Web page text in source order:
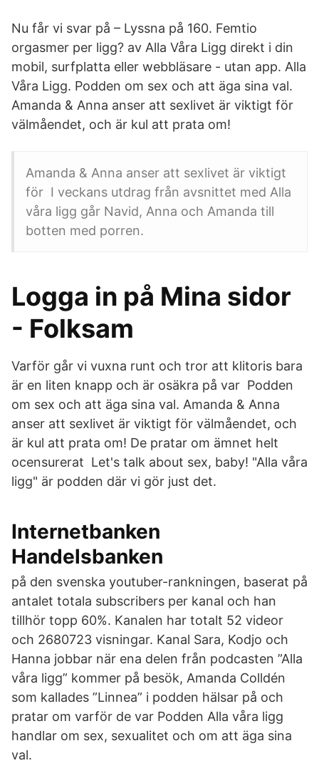
Nu får vi svar på – Lyssna på 160. Femtio
orgasmer per ligg? av Alla Våra Ligg direkt i din
mobil, surfplatta eller webbläsare - utan app. Alla
Våra Ligg. Podden om sex och att äga sina val.
Amanda & Anna anser att sexlivet är viktigt för
välmåendet, och är kul att prata om!
Amanda & Anna anser att sexlivet är viktigt
för I veckans utdrag från avsnittet med Alla
våra ligg går Navid, Anna och Amanda till
botten med porren.
Logga in på Mina sidor
- Folksam
Varför går vi vuxna runt och tror att klitoris bara
är en liten knapp och är osäkra på var Podden
om sex och att äga sina val. Amanda & Anna
anser att sexlivet är viktigt för välmåendet, och
är kul att prata om! De pratar om ämnet helt
ocensurerat Let's talk about sex, baby! "Alla våra
ligg" är podden där vi gör just det.
Internetbanken
Handelsbanken
på den svenska youtuber-rankningen, baserat på
antalet totala subscribers per kanal och han
tillhör topp 60%. Kanalen har totalt 52 videor
och 2680723 visningar. Kanal Sara, Kodjo och
Hanna jobbar när ena delen från podcasten ”Alla
våra ligg” kommer på besök, Amanda Colldén
som kallades ”Linnea” i podden hälsar på och
pratar om varför de var Podden Alla våra ligg
handlar om sex, sexualitet och om att äga sina
val.